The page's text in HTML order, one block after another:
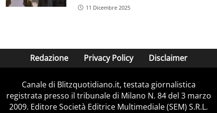
11 Dicembre 2025
Redazione Privacy Policy Disclaimer
Canale di Blitzquotidiano.it, testata giornalistica
registrata presso il tribunale di Milano N. 84 del 3 marzo
2009. Editore Società Editrice Multimediale (SEM) S.R.L.